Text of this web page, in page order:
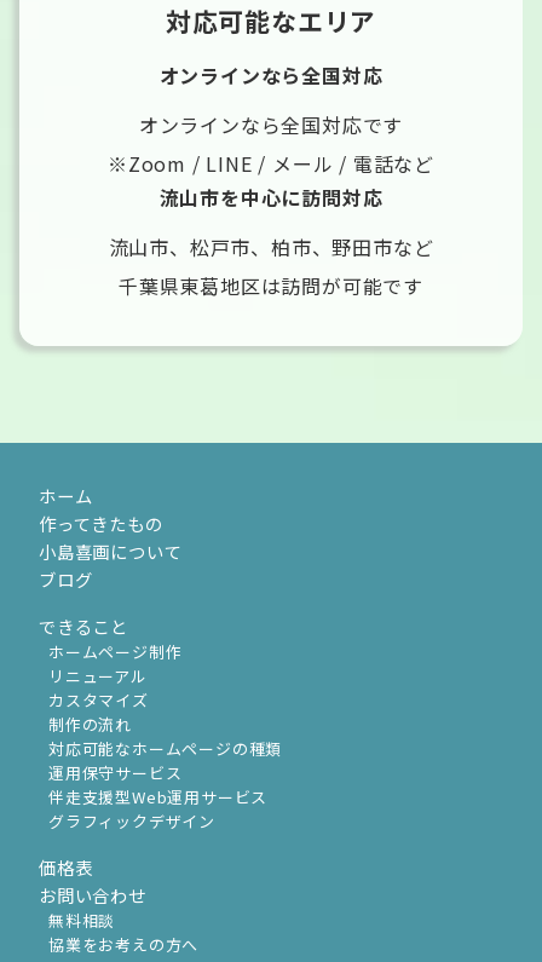
対応可能なエリア
オンラインなら全国対応
オンラインなら全国対応です
※Zoom / LINE / メール / 電話など
流山市を中心に訪問対応
流山市、松戸市、柏市、野田市など
千葉県東葛地区は訪問が可能です
ホーム
作ってきたもの
小島喜画について
ブログ
できること
ホームページ制作
リニューアル
カスタマイズ
制作の流れ
対応可能なホームページの種類
運用保守サービス
伴走支援型Web運用サービス
グラフィックデザイン
価格表
お問い合わせ
無料相談
協業をお考えの方へ